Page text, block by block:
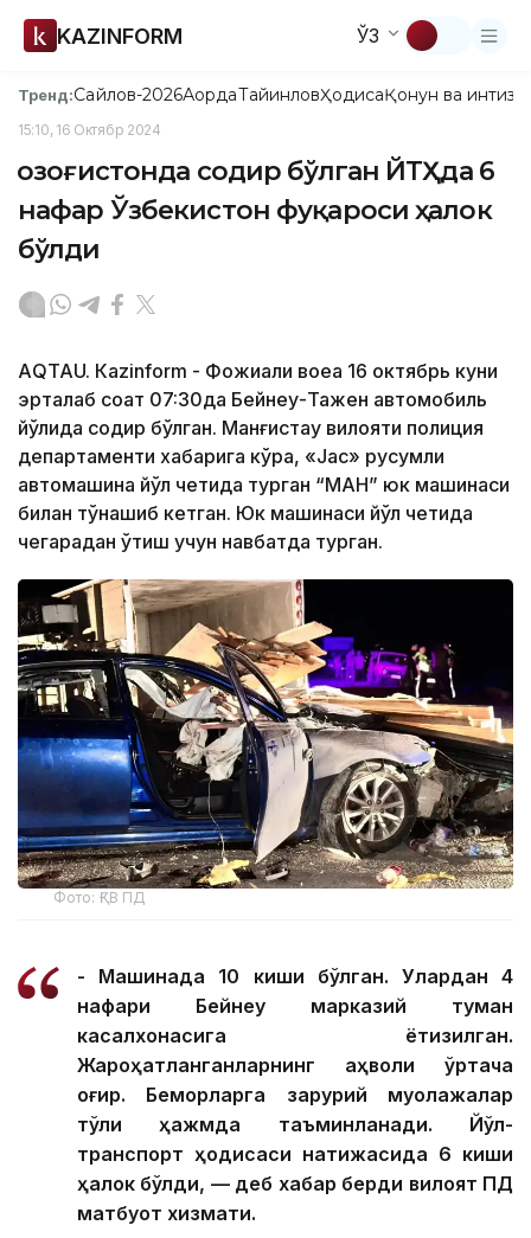
KAZINFORM ЎЗ
Тренд:Сайлов-2026АқордаТайинловҲодисаҚонун ва
15:10, 16 Октябр 2024
Қозоғистонда содир бўлган ЙТҲда 6
нафар Ўзбекистон фуқароси ҳалок
бўлди
АQTAU. Кazinform - Фожиали воқеа 16 октябрь куни
эрталаб соат 07:30да Бейнеу-Тажен автомобиль
йўлида содир бўлган. Манғистау вилояти полиция
департаменти хабарига кўра, «Jac» русумли
автомашина йўл четида турган “МАН” юк машинаси
билан тўқнашиб кетган. Юк машинаси йўл четида
чегарадан ўтиш учун навбатда турган.
Фото: ҒҚВ ПД
- Машинада 10 киши бўлган. Улардан 4
нафари Бейнеу марказий туман
касалхонасига ётқизилган.
Жароҳатланганларнинг аҳволи ўртача
оғир. Беморларга зарурий муолажалар
тўлиқ ҳажмда таъминланади. Йўл-
транспорт ҳодисаси натижасида 6 киши
ҳалок бўлди, — деб хабар берди вилоят ПД
матбуот хизмати.